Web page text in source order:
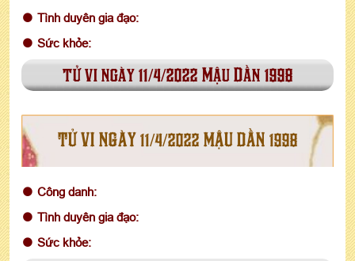
Tình duyên gia đạo:
Sức khỏe:
tử vi ngày 11/4/2022 Mậu Dần 1998
TỬ VI NGÀY 11/4/2022 MẬU DẦN 1998
Công danh:
Tình duyên gia đạo:
Sức khỏe: